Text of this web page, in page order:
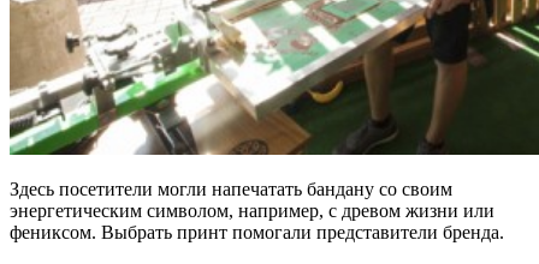
Здесь посетители могли напечатать бандану со своим
энергетическим символом, например, с древом жизни или
фениксом. Выбрать принт помогали представители бренда.